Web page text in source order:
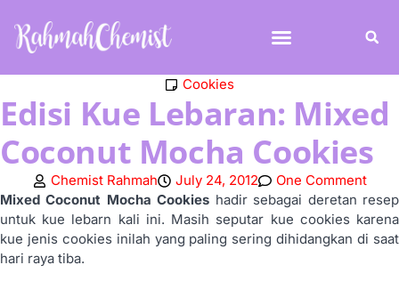
Cookies
Edisi Kue Lebaran: Mixed
Coconut Mocha Cookies
Chemist Rahmah July 24, 2012
One Comment
Mixed Coconut Mocha Cookies hadir sebagai deretan resep
untuk kue lebarn kali ini. Masih seputar kue cookies karena
kue jenis cookies inilah yang paling sering dihidangkan di saat
hari raya tiba.